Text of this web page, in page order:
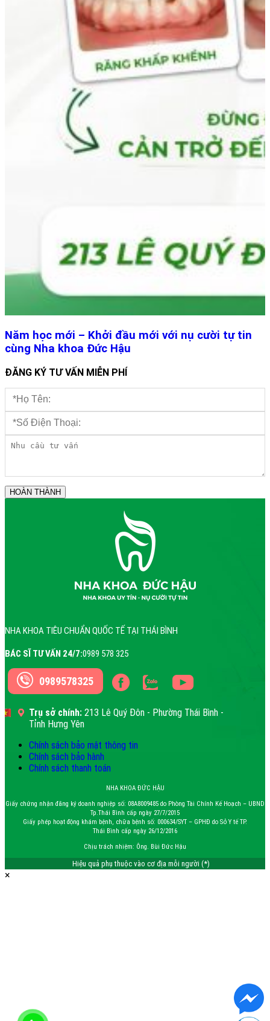
Năm học mới – Khởi đầu mới với nụ cười tự tin
cùng Nha khoa Đức Hậu
ĐĂNG KÝ TƯ VẤN MIỄN PHÍ
NHA KHOA TIÊU CHUẨN QUỐC TẾ TẠI THÁI BÌNH
BÁC SĨ TƯ VẤN 24/7:0989 578 325
0989578325
Trụ sở chính: 213 Lê Quý Đôn - Phường Thái Bình -
Tỉnh Hưng Yên
Chính sách bảo mật thông tin
Chính sách bảo hành
Chính sách thanh toán
NHA KHOA ĐỨC HẬU
Giấy chứng nhận đăng ký doanh nghiệp số: 08A8009485 do Phòng Tài Chính Kế Hoạch – UBND
Tp.Thái Bình cấp ngày 27/7/2015
Giấy phép hoạt động khám bệnh, chữa bệnh số: 000634/SYT – GPHĐ do Sở Y tế TP.
Thái Bình cấp ngày 26/12/2016
Chịu trách nhiệm: Ông. Bùi Đức Hậu
Hiệu quả phụ thuộc vào cơ địa mỗi người (*)
×